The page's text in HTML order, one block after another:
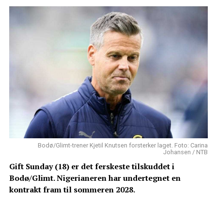
Bodø/Glimt-trener Kjetil Knutsen forsterker laget. Foto: Carina
Johansen / NTB
Gift Sunday (18) er det ferskeste tilskuddet i
Bodø/Glimt. Nigerianeren har undertegnet en
kontrakt fram til sommeren 2028.